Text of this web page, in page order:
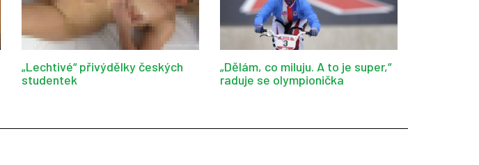
„Lechtivé“ přivýdělky českých
studentek
„Dělám, co miluju. A to je super,“
raduje se olympionička